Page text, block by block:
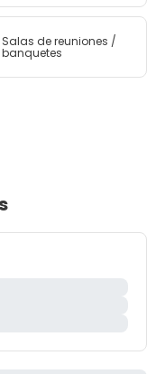
Salas de reuniones /
banquetes